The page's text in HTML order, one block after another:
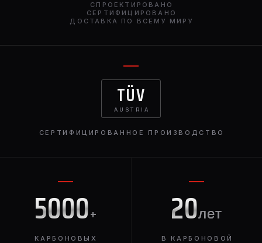
боковые накладки — идеальное обновление для тех,
кто стремится к эксклюзивности, престижу и
СПРОЕКТИРОВАНО
СЕРТИФИЦИРОВАНО
ДОСТАВКА ПО ВСЕМУ МИРУ
5000+
КАРБОНОВЫХ
20лет
В КАРБОНОВОЙ
TÜV
AUSTRIA
СЕРТИФИЦИРОВАННОЕ ПРОИЗВОДСТВО